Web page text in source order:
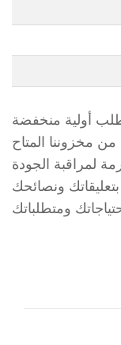
أولية منخفضة
مخزوننا المتاح
لمراقبة الجودة
ونصائحك
ومتطلباتك